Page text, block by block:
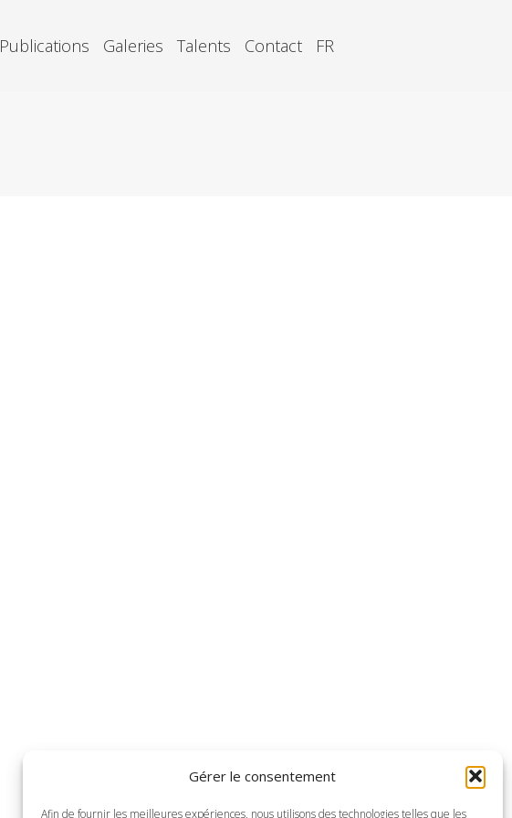
Gérer le consentement
Afin de fournir les meilleures expériences, nous utilisons des technologies telles que les
Publications Galeries Talents Contact FR